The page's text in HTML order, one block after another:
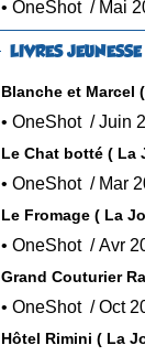
LIVRES JEUNESSE
Blanche et Marcel
Le Chat
Le
Grand Couturier
Hôtel Rimini ( La